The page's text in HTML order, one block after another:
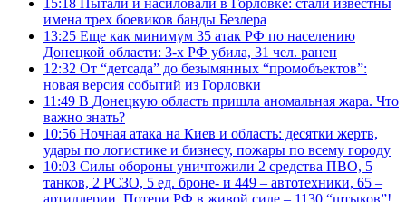
имена трех боевиков банды Безлера
13:25 Еще как минимум 35 атак РФ по населению
Донецкой области: 3-х РФ убила, 31 чел. ранен
12:32 От “детсада” до безымянных “промобъектов”:
новая версия событий из Горловки
11:49 В Донецкую область пришла аномальная жара. Что
важно знать?
10:56 Ночная атака на Киев и область: десятки жертв,
удары по логистике и бизнесу, пожары по всему городу
10:03 Силы обороны уничтожили 2 средства ПВО, 5
танков, 2 РСЗО, 5 ед. броне- и 449 – автотехники, 65 –
артиллерии. Потери РФ в живой силе – 1130 “штыков”!